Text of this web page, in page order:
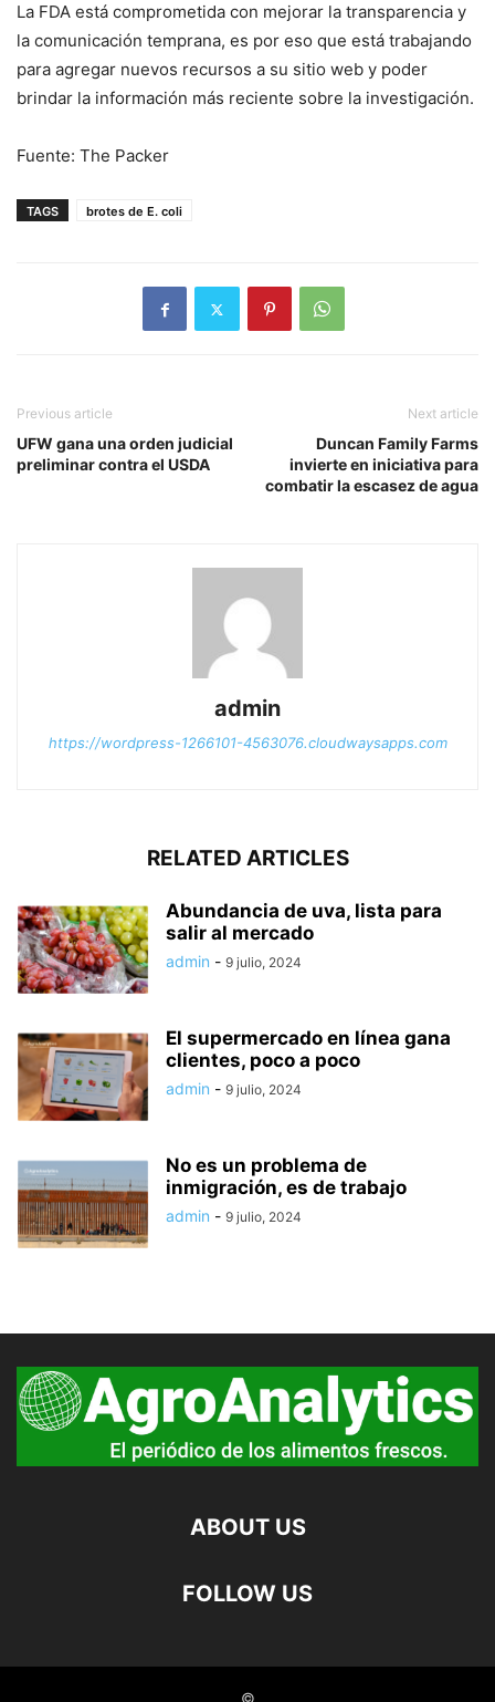
La FDA está comprometida con mejorar la transparencia y
la comunicación temprana, es por eso que está trabajando
para agregar nuevos recursos a su sitio web y poder
brindar la información más reciente sobre la investigación.
Fuente: The Packer
TAGS brotes de E. coli
Previous article
UFW gana una orden judicial
preliminar contra el USDA
Next article
Duncan Family Farms
invierte en iniciativa para
combatir la escasez de agua
admin
https://wordpress-1266101-4563076.cloudwaysapps.com
RELATED ARTICLES
Abundancia de uva, lista para
salir al mercado
admin - 9 julio, 2024
El supermercado en línea gana
clientes, poco a poco
admin - 9 julio, 2024
No es un problema de
inmigración, es de trabajo
admin - 9 julio, 2024
ABOUT US
FOLLOW US
©